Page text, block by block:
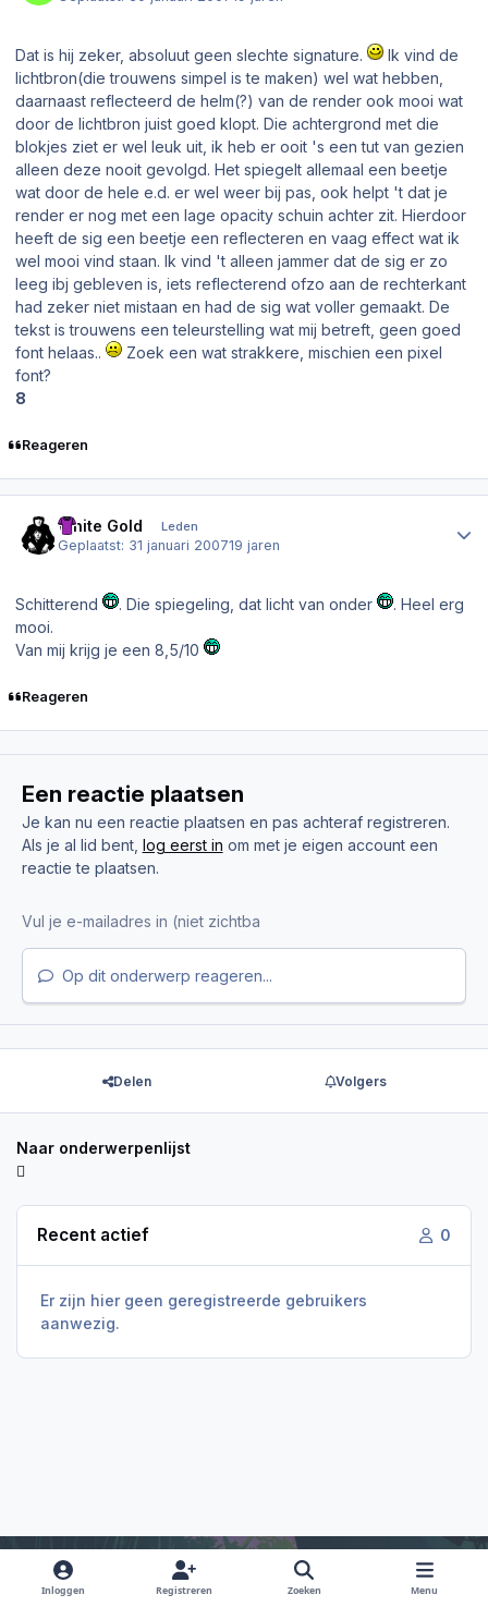
Dat is hij zeker, absoluut geen slechte signature.
Ik vind de
lichtbron(die trouwens simpel is te maken) wel wat hebben,
daarnaast reflecteerd de helm(?) van de render ook mooi wat
door de lichtbron juist goed klopt. Die achtergrond met die
blokjes ziet er wel leuk uit, ik heb er ooit 's een tut van gezien
alleen deze nooit gevolgd. Het spiegelt allemaal een beetje
wat door de hele e.d. er wel weer bij pas, ook helpt 't dat je
render er nog met een lage opacity schuin achter zit. Hierdoor
heeft de sig een beetje een reflecteren en vaag effect wat ik
wel mooi vind staan. Ik vind 't alleen jammer dat de sig er zo
leeg ibj gebleven is, iets reflecterend ofzo aan de rechterkant
had zeker niet mistaan en had de sig wat voller gemaakt. De
tekst is trouwens een teleurstelling wat mij betreft, geen goed
font helaas..
Zoek een wat strakkere, mischien een pixel
font?
8
Reageren
White Gold Leden
Geplaatst: 31 januari 200719 jaren
Schitterend . Die spiegeling, dat licht van onder
. Heel erg
mooi.
Van mij krijg je een 8,5/10
Reageren
Een reactie plaatsen
Je kan nu een reactie plaatsen en pas achteraf registreren.
Als je al lid bent, log eerst in om met je eigen account een
reactie te plaatsen.
Op dit onderwerp reageren...
Delen Volgers
Naar onderwerpenlijst
Recent actief 0
Er zijn hier geen geregistreerde gebruikers
aanwezig.
Light ModeDark ModeSystem Preference
Inloggen Registreren Zoeken Menu